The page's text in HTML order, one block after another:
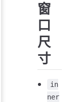
窗
口
尺
寸
in
ner